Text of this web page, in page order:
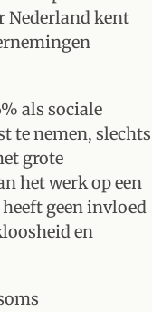
Nederland kent
als sociale
te nemen, slechts
grote
het werk op een
geen invloed
en